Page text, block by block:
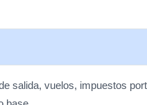
salida, vuelos, impuestos